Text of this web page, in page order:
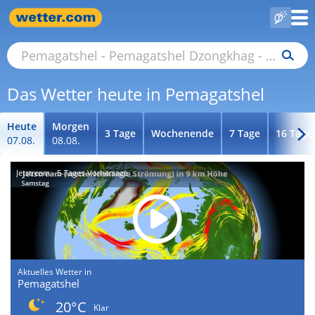
Das Wetter heute in Pemagatshel
Heute
07.08.
Morgen
08.08.
3 Tage Wochenende 7 Tage 16 Tage
Jetstream - 5-Tages-Vorhersage
Aktuelles Wetter in
Pemagatshel
20°C
Klar